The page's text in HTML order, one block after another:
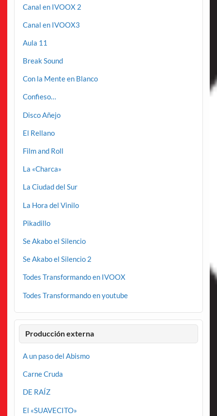
Canal en IVOOX 2
Canal en IVOOX3
Aula 11
Break Sound
Con la Mente en Blanco
Confieso…
Disco Añejo
El Rellano
Film and Roll
La «Charca»
La Ciudad del Sur
La Hora del Vinilo
Pikadillo
Se Akabo el Silencio
Se Akabo el Silencio 2
Todes Transformando en IVOOX
Todes Transformando en youtube
Producción externa
A un paso del Abismo
Carne Cruda
DE RAÍZ
El «SUAVECITO»